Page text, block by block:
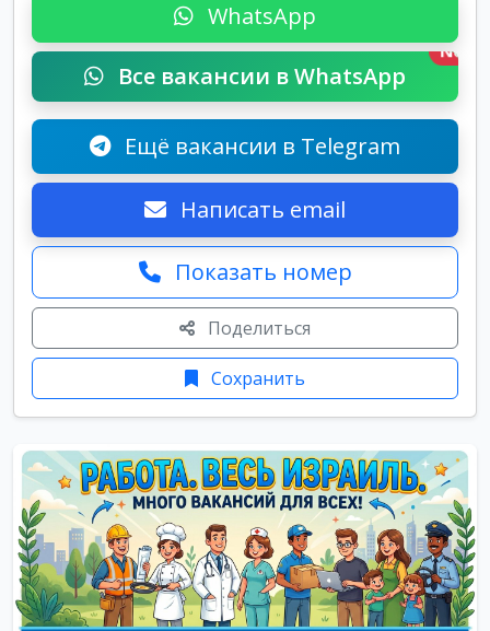
WhatsApp
Все вакансии в WhatsApp
New
Ещё вакансии в Telegram
Написать email
Показать номер
Поделиться
Сохранить